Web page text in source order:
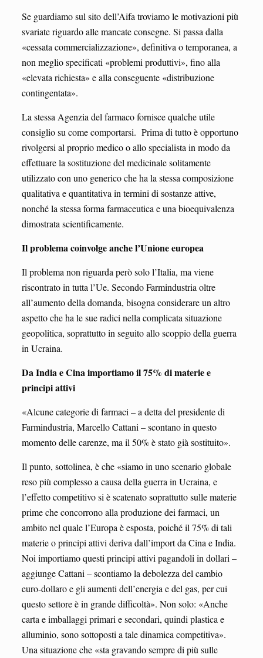
Se guardiamo sul sito dell’Aifa troviamo le motivazioni più
svariate riguardo alle mancate consegne. Si passa dalla
«cessata commercializzazione», definitiva o temporanea, a
non meglio specificati «problemi produttivi», fino alla
«elevata richiesta» e alla conseguente «distribuzione
contingentata».
La stessa Agenzia del farmaco fornisce qualche utile
consiglio su come comportarsi. Prima di tutto è opportuno
rivolgersi al proprio medico o allo specialista in modo da
effettuare la sostituzione del medicinale solitamente
utilizzato con uno generico che ha la stessa composizione
qualitativa e quantitativa in termini di sostanze attive,
nonché la stessa forma farmaceutica e una bioequivalenza
dimostrata scientificamente.
Il problema coinvolge anche l’Unione europea
Il problema non riguarda però solo l’Italia, ma viene
riscontrato in tutta l’Ue. Secondo Farmindustria oltre
all’aumento della domanda, bisogna considerare un altro
aspetto che ha le sue radici nella complicata situazione
geopolitica, soprattutto in seguito allo scoppio della guerra
in Ucraina.
Da India e Cina importiamo il 75% di materie e
principi attivi
«Alcune categorie di farmaci – a detta del presidente di
Farmindustria, Marcello Cattani – scontano in questo
momento delle carenze, ma il 50% è stato già sostituito».
Il punto, sottolinea, è che «siamo in uno scenario globale
reso più complesso a causa della guerra in Ucraina, e
l’effetto competitivo si è scatenato soprattutto sulle materie
prime che concorrono alla produzione dei farmaci, un
ambito nel quale l’Europa è esposta, poiché il 75% di tali
materie o principi attivi deriva dall’import da Cina e India.
Noi importiamo questi principi attivi pagandoli in dollari –
aggiunge Cattani – scontiamo la debolezza del cambio
euro-dollaro e gli aumenti dell’energia e del gas, per cui
questo settore è in grande difficoltà». Non solo: «Anche
carta e imballaggi primari e secondari, quindi plastica e
alluminio, sono sottoposti a tale dinamica competitiva».
Una situazione che «sta gravando sempre di più sulle